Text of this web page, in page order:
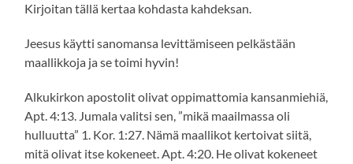
Kirjoitan tällä kertaa kohdasta kahdeksan.
Jeesus käytti sanomansa levittämiseen pelkästään
maallikkoja ja se toimi hyvin!
Alkukirkon apostolit olivat oppimattomia kansanmiehiä,
Apt. 4:13. Jumala valitsi sen, ”mikä maailmassa oli
hulluutta” 1. Kor. 1:27. Nämä maallikot kertoivat siitä,
mitä olivat itse kokeneet. Apt. 4:20. He olivat kokeneet